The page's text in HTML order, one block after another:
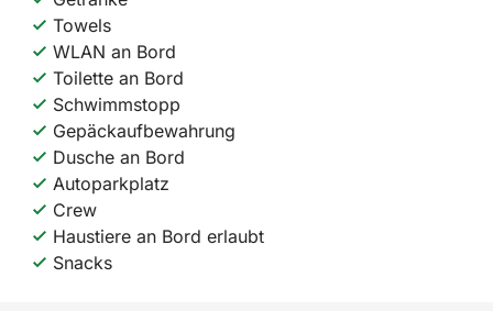
Towels
WLAN an Bord
Toilette an Bord
Schwimmstopp
Gepäckaufbewahrung
Dusche an Bord
Autoparkplatz
Crew
Haustiere an Bord erlaubt
Snacks